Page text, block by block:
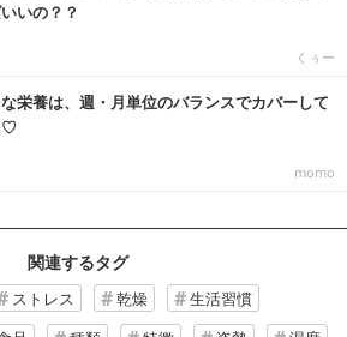
いの？？
くぅー
栄養は、週・月単位のバランスでカバーして
♡
momo
関連するタグ
ストレス 乾燥
生活習慣